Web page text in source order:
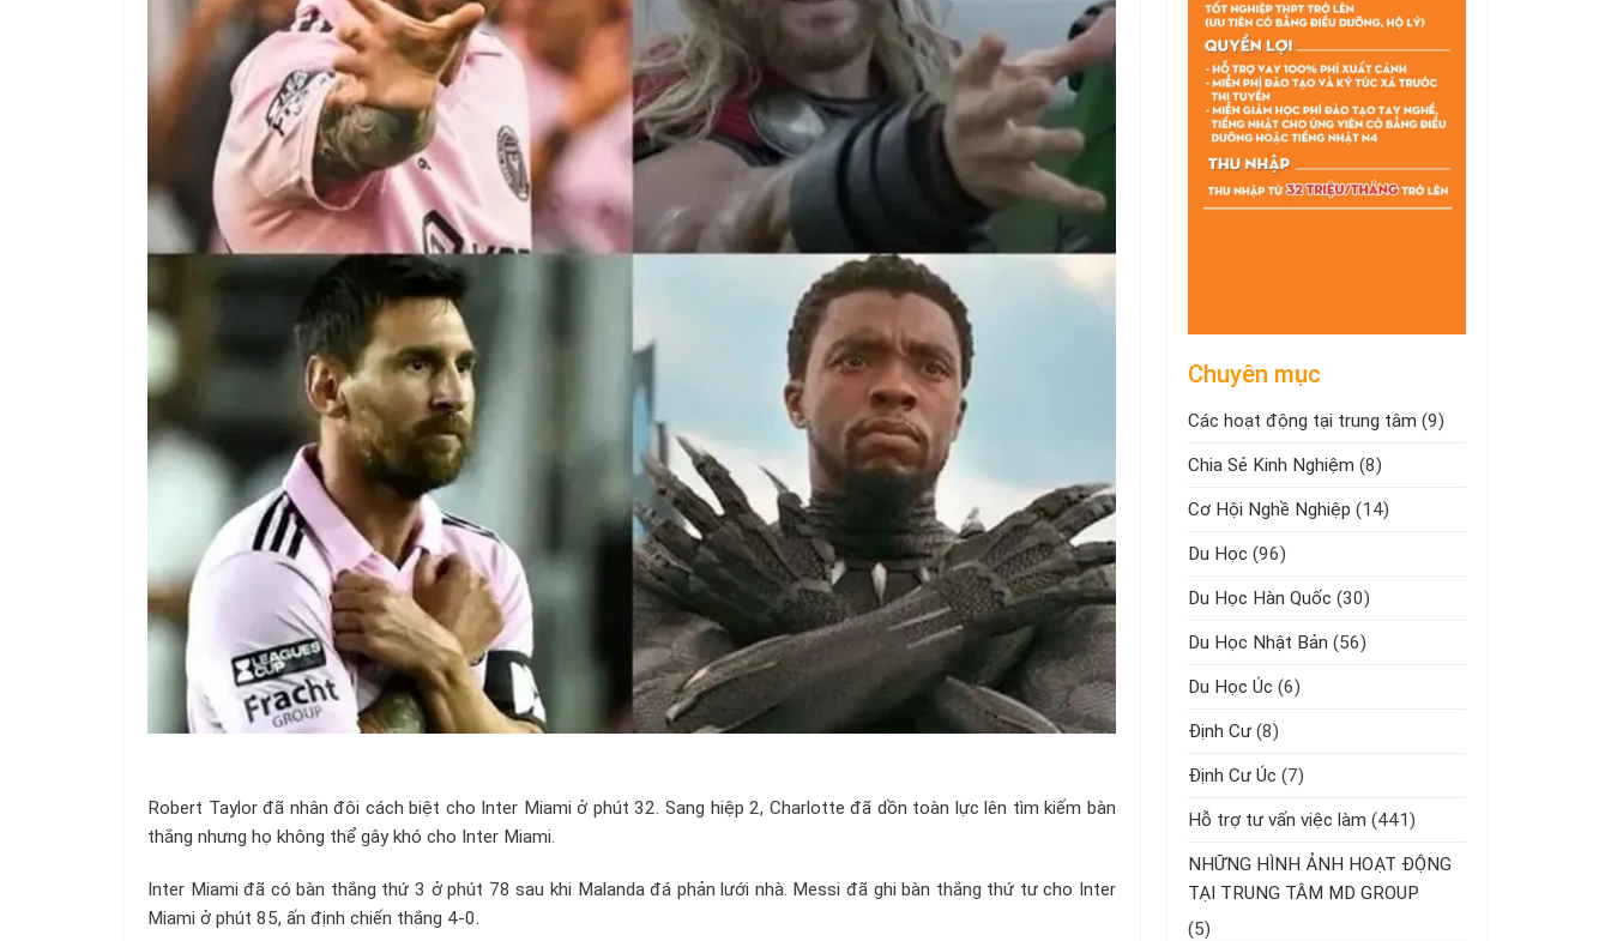
Robert Taylor đã nhân đôi cách biệt cho Inter Miami ở phút 32. Sang hiệp 2, Charlotte đã dồn toàn lực lên tìm kiếm bàn
thắng nhưng họ không thể gây khó cho Inter Miami.
Inter Miami đã có bàn thắng thứ 3 ở phút 78 sau khi Malanda đá phản lưới nhà. Messi đã ghi bàn thắng thứ tư cho Inter
Miami ở phút 85, ấn định chiến thắng 4-0.
Chuyên mục
Các hoạt động tại trung tâm (9)
Chia Sẻ Kinh Nghiệm (8)
Cơ Hội Nghề Nghiệp (14)
Du Học (96)
Du Học Hàn Quốc (30)
Du Học Nhật Bản (56)
Du Học Úc (6)
Định Cư (8)
Định Cư Úc (7)
Hỗ trợ tư vấn việc làm (441)
NHỮNG HÌNH ẢNH HOẠT ĐỘNG
TẠI TRUNG TÂM MD GROUP
(5)